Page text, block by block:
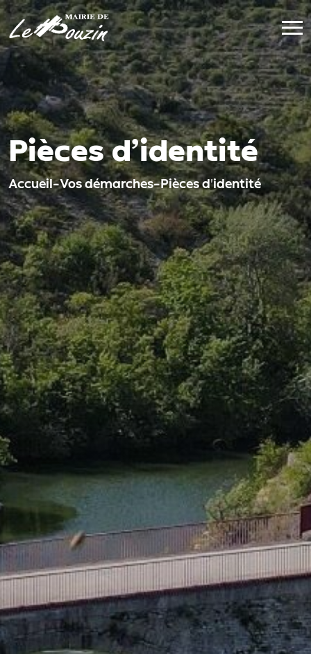
Pièces d’identité
Accueil-Vos démarches-Pièces d'identité